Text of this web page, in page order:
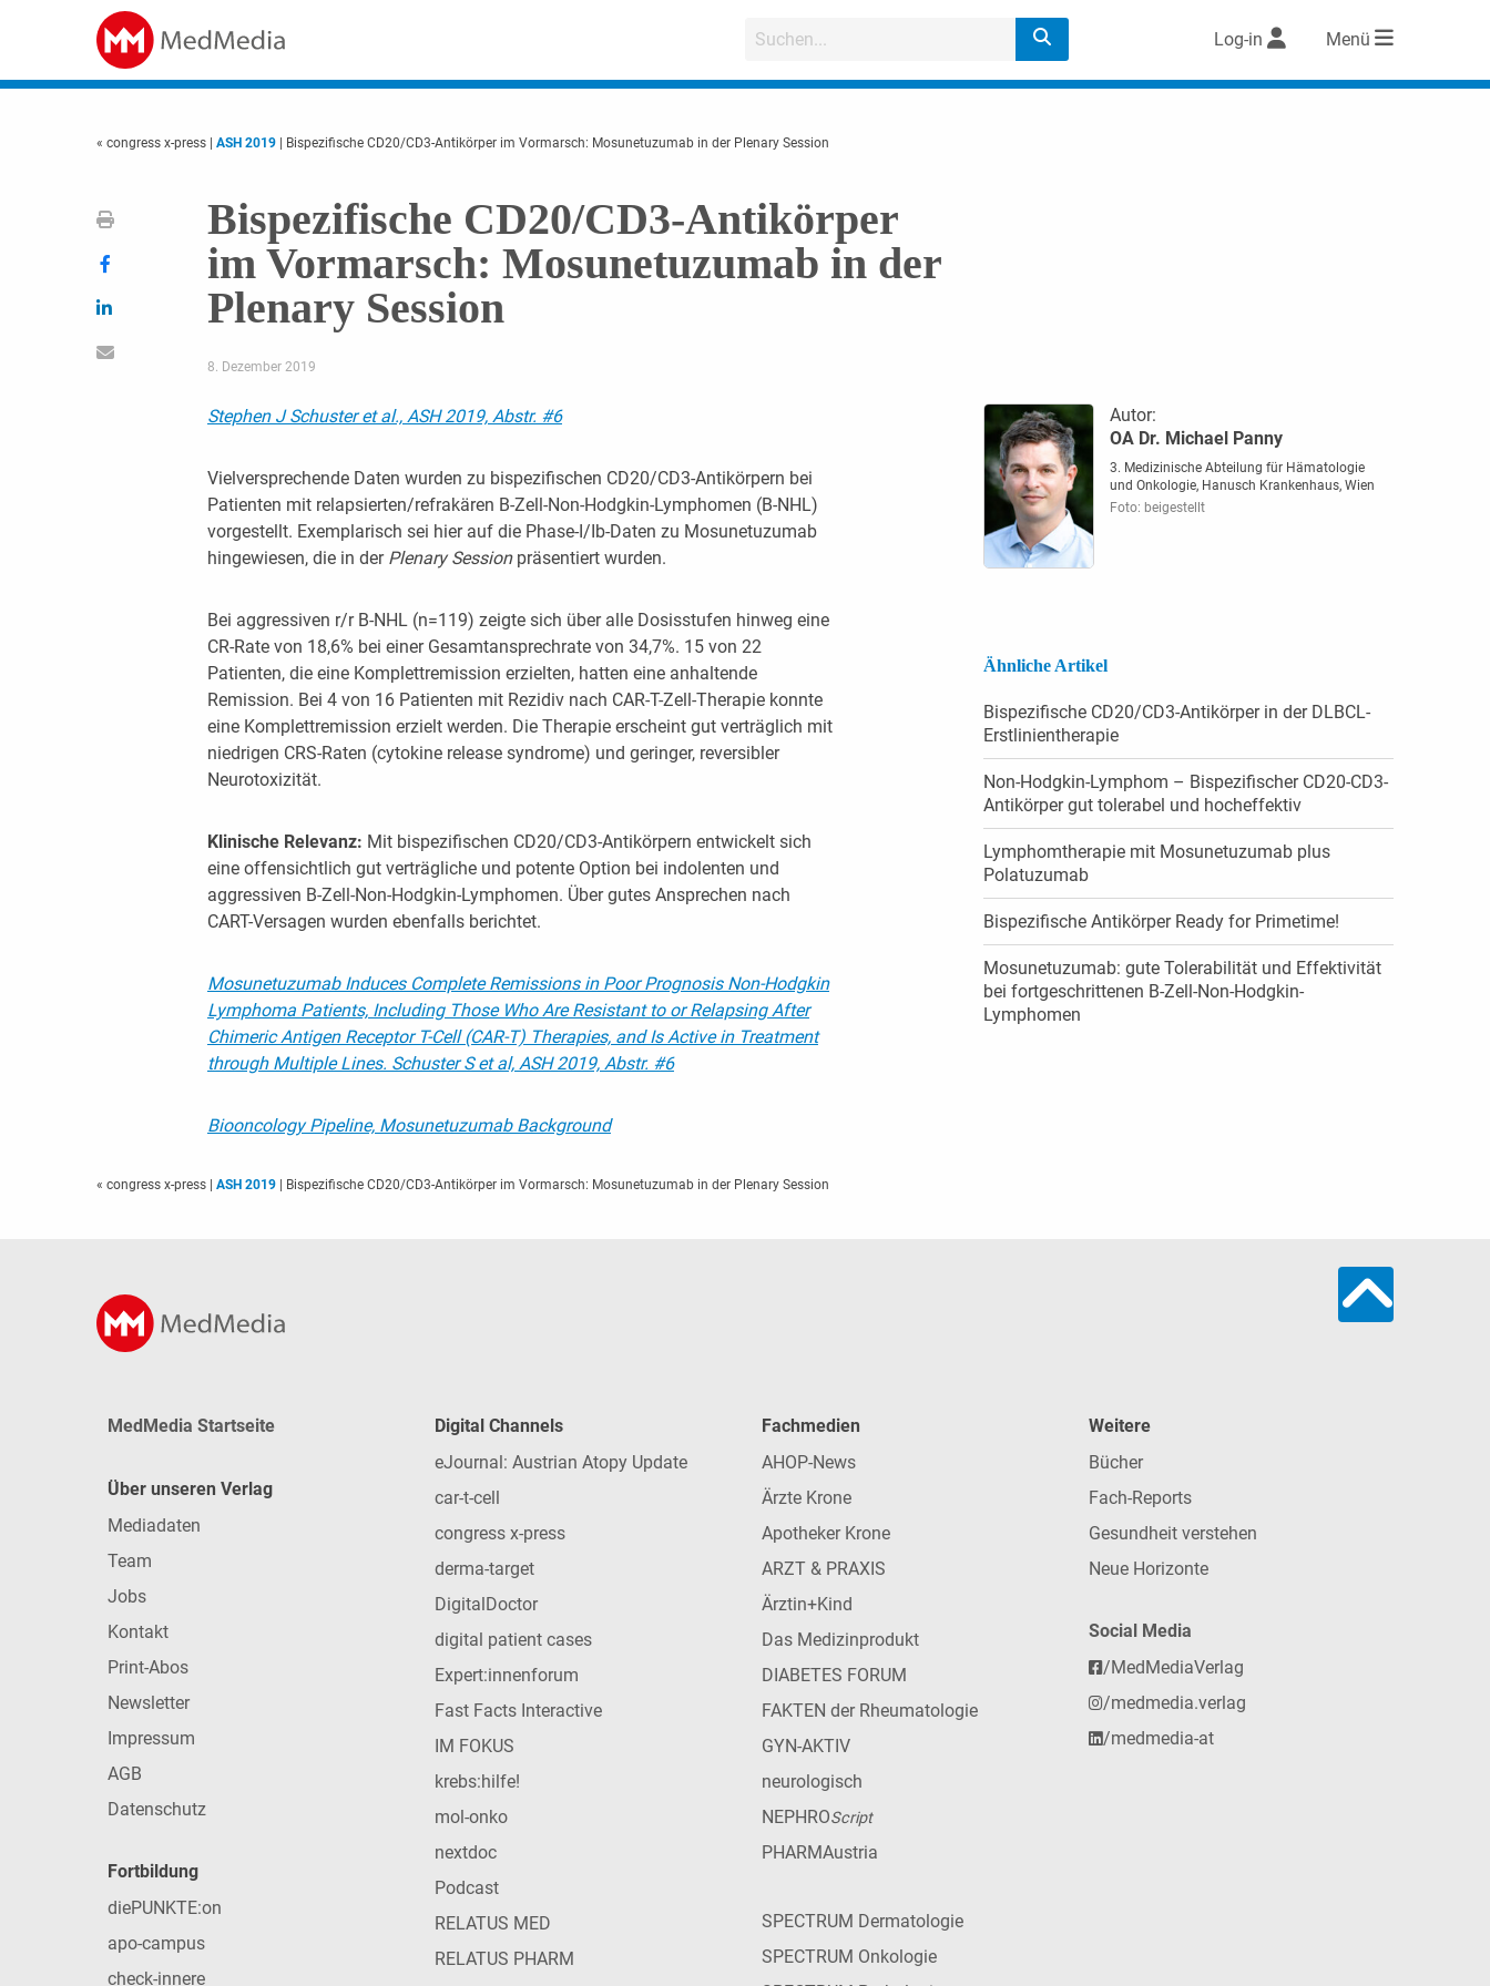
Log-in Menü
« congress x-press ASH 2019 | Bispezifische CD20/CD3-Antikörper im Vormarsch: Mosunetuzumab in der Plenary Session
Bispezifische CD20/CD3-Antikörper
im Vormarsch: Mosunetuzumab in der
Plenary Session
8. Dezember 2019
Stephen J Schuster et al., ASH 2019, Abstr. #6
Vielversprechende Daten wurden zu bispezifischen CD20/CD3-Antikörpern bei
Patienten mit relapsierten/refrakären B-Zell-Non-Hodgkin-Lymphomen (B-NHL)
vorgestellt. Exemplarisch sei hier auf die Phase-I/Ib-Daten zu Mosunetuzumab
hingewiesen, die in der Plenary Sessionpräsentiert wurden.
Bei aggressiven r/r B-NHL (n=119) zeigte sich über alle Dosisstufen hinweg eine
CR-Rate von 18,6% bei einer Gesamtansprechrate von 34,7%. 15 von 22
Patienten, die eine Komplettremission erzielten, hatten eine anhaltende
Remission. Bei 4 von 16 Patienten mit Rezidiv nach CAR-T-Zell-Therapie konnte
eine Komplettremission erzielt werden. Die Therapie erscheint gut verträglich mit
niedrigen CRS-Raten (cytokine release syndrome) und geringer, reversibler
Neurotoxizität.
Klinische Relevanz: Mit bispezifischen CD20/CD3-Antikörpern entwickelt sich
eine offensichtlich gut verträgliche und potente Option bei indolenten und
aggressiven B-Zell-Non-Hodgkin-Lymphomen. Über gutes Ansprechen nach
CART-Versagen wurden ebenfalls berichtet.
Mosunetuzumab Induces Complete Remissions in Poor Prognosis Non-Hodgkin
Lymphoma Patients, Including Those Who Are Resistant to or Relapsing After
Chimeric Antigen Receptor T-Cell (CAR-T) Therapies, and Is Active in Treatment
through Multiple Lines. Schuster S et al, ASH 2019, Abstr. #6
Biooncology Pipeline, Mosunetuzumab Background
Autor:
OA Dr. Michael Panny
3. Medizinische Abteilung für Hämatologie
und Onkologie, Hanusch Krankenhaus, Wien
Foto: beigestellt
Ähnliche Artikel
Bispezifische CD20/CD3-Antikörper in der DLBCL-
Erstlinientherapie
Non-Hodgkin-Lymphom – Bispezifischer CD20-CD3-
Antikörper gut tolerabel und hocheffektiv
Lymphomtherapie mit Mosunetuzumab plus
Polatuzumab
Bispezifische Antikörper Ready for Primetime!
Mosunetuzumab: gute Tolerabilität und Effektivität
bei fortgeschrittenen B-Zell-Non-Hodgkin-
Lymphomen
« congress x-press ASH 2019 | Bispezifische CD20/CD3-Antikörper im Vormarsch: Mosunetuzumab in der Plenary Session
MedMedia Startseite
Über unseren Verlag
Mediadaten
Team
Jobs
Kontakt
Print-Abos
Newsletter
Impressum
AGB
Datenschutz
Fortbildung
diePUNKTE:on
apo-campus
check-innere
Digital Channels
eJournal: Austrian Atopy Update
car-t-cell
congress x-press
derma-target
DigitalDoctor
digital patient cases
Expert:innenforum
Fast Facts Interactive
IM FOKUS
krebs:hilfe!
mol-onko
nextdoc
Podcast
RELATUS MED
RELATUS PHARM
Fachmedien
AHOP-News
Ärzte Krone
Apotheker Krone
ARZT & PRAXIS
Ärztin+Kind
Das Medizinprodukt
DIABETES FORUM
FAKTEN der Rheumatologie
GYN-AKTIV
neurologisch
NEPHROScript
PHARMAustria
SPECTRUM Dermatologie
SPECTRUM Onkologie
Weitere
Bücher
Fach-Reports
Gesundheit verstehen
Neue Horizonte
Social Media
/MedMediaVerlag
/medmedia.verlag
/medmedia-at